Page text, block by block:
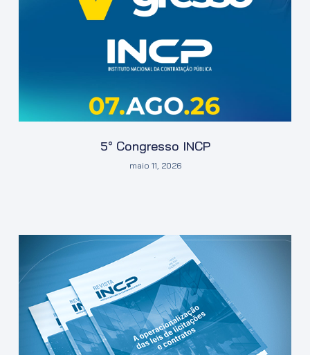
5° Congresso INCP
maio 11, 2026